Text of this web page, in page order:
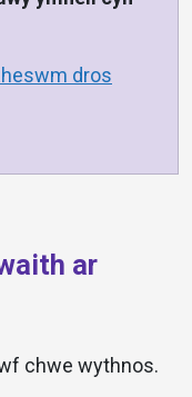
dros
ar
chwe wythnos.